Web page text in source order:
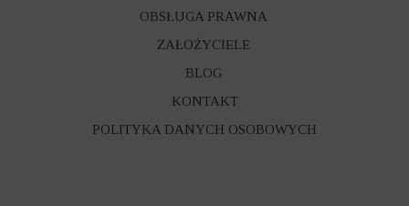
POLITYKA DANYCH OSOBOWYCH
KONTAKT
BLOG
ZAŁOŻYCIELE
OBSŁUGA PRAWNA